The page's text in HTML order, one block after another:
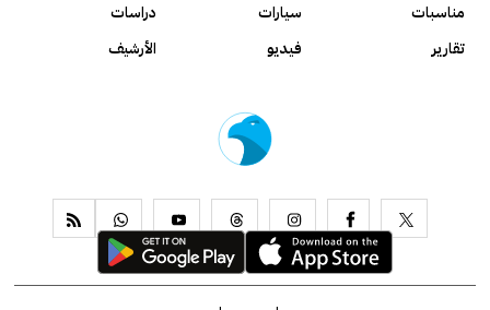
مناسبات
سيارات
دراسات
تقارير
فيديو الأرشيف